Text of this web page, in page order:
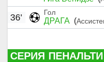
Гол
ДРАГА (
36'
СЕРИЯ ПЕНАЛЬТИ